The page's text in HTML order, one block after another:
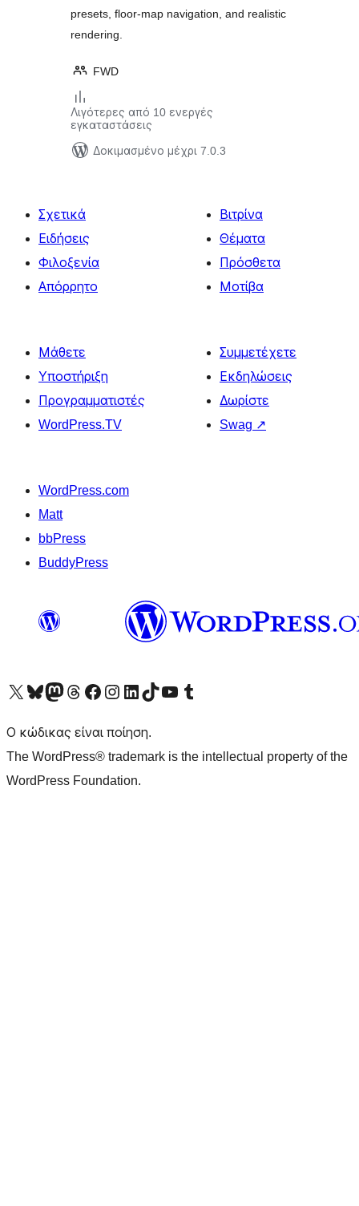
presets, floor-map navigation, and realistic
rendering.
FWD
Λιγότερες από 10 ενεργές
εγκαταστάσεις
Δοκιμασμένο μέχρι 7.0.3
Σχετικά
Ειδήσεις
Φιλοξενία
Απόρρητο
Βιτρίνα
Θέματα
Πρόσθετα
Μοτίβα
Μάθετε
Υποστήριξη
Προγραμματιστές
WordPress.TV
Συμμετέχετε
Εκδηλώσεις
Δωρίστε
Swag ↗
WordPress.com
Matt
bbPress
BuddyPress
Visit our X (formerly Twitter) account
Visit our Bluesky account
Επισκεφθείτε τον λογαριασμό μας στο Mastodon
Visit our Threads account
Επισκεφτείτε τη σελίδα μας στο Facebook
Επισκεφθείτε τον λογαριασμό μας Instagram
Επισκεφθείτε τον λογαριασμό μας LinkedIn
Visit our TikTok account
Visit our YouTube channel
Visit our Tumblr account
Ο κώδικας είναι ποίηση.
The WordPress® trademark is the intellectual property of the
WordPress Foundation.